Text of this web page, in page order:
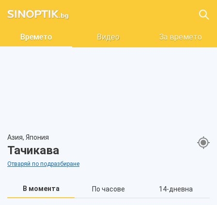
Времето Видео За времето
Азия, Япония
Тачикава
Отваряй по подразбиране
В момента По часове 14-дневна